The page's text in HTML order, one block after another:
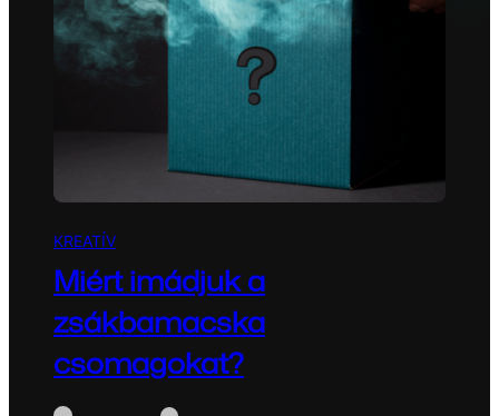
KREATÍV
Miért imádjuk a
zsákbamacska
csomagokat?